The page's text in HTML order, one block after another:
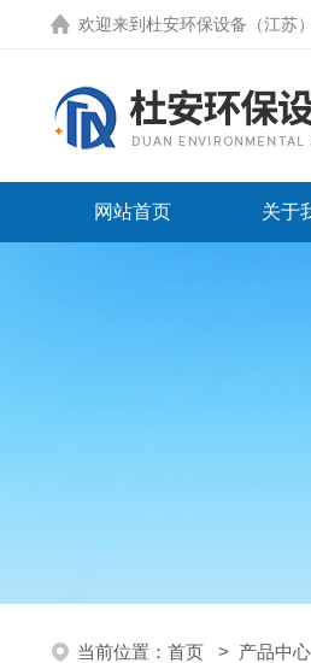
欢迎来到 杜安环保设备（江苏
网站首页 关于
当前位置： 首页 > 产品中心